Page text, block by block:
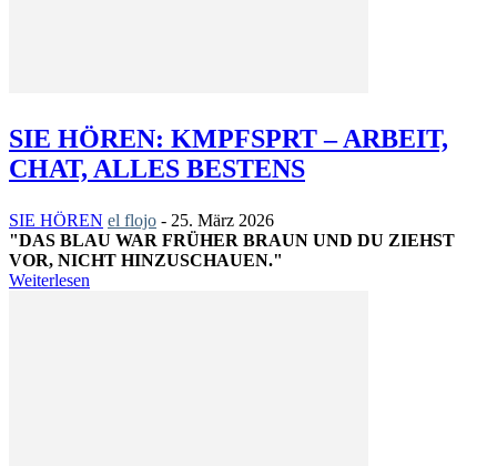
SIE HÖREN: KMPFSPRT – ARBEIT,
CHAT, ALLES BESTENS
SIE HÖREN el flojo - 25. März 2026
"DAS BLAU WAR FRÜHER BRAUN UND DU ZIEHST
VOR, NICHT HINZUSCHAUEN."
Weiterlesen